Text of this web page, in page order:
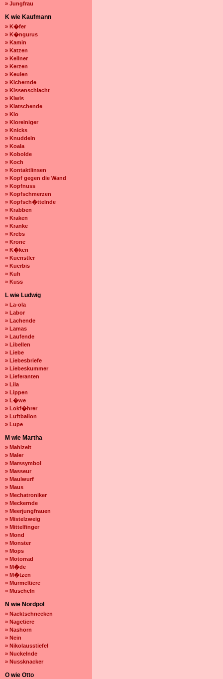
» Jungfrau
K wie Kaufmann
» K�fer
» K�ngurus
» Kamin
» Katzen
» Kellner
» Kerzen
» Keulen
» Kichernde
» Kissenschlacht
» Kiwis
» Klatschende
» Klo
» Kloreiniger
» Knicks
» Knuddeln
» Koala
» Kobolde
» Koch
» Kontaktlinsen
» Kopf gegen die Wand
» Kopfnuss
» Kopfschmerzen
» Kopfsch�ttelnde
» Krabben
» Kraken
» Kranke
» Krebs
» Krone
» K�ken
» Kuenstler
» Kuerbis
» Kuh
» Kuss
L wie Ludwig
» La-ola
» Labor
» Lachende
» Lamas
» Laufende
» Libellen
» Liebe
» Liebesbriefe
» Liebeskummer
» Lieferanten
» Lila
» Lippen
» L�we
» Lokf�hrer
» Luftballon
» Lupe
M wie Martha
» Mahlzeit
» Maler
» Marssymbol
» Masseur
» Maulwurf
» Maus
» Mechatroniker
» Meckernde
» Meerjungfrauen
» Mistelzweig
» Mittelfinger
» Mond
» Monster
» Mops
» Motorrad
» M�de
» M�tzen
» Murmeltiere
» Muscheln
N wie Nordpol
» Nacktschnecken
» Nagetiere
» Nashorn
» Nein
» Nikolausstiefel
» Nuckelnde
» Nussknacker
O wie Otto